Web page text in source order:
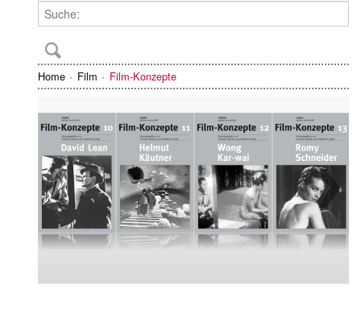
Home Film Film-Konzepte